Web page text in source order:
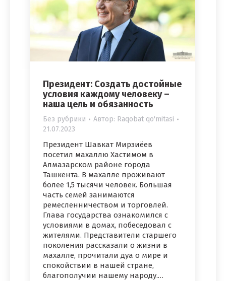
Президент: Создать достойные
условия каждому человеку –
наша цель и обязанность
Без рубрики Автор: Raqobat qo'mitasi
21.07.2023
Президент Шавкат Мирзиёев
посетил махаллю Хастимом в
Алмазарском районе города
Ташкента. В махалле проживают
более 1,5 тысячи человек. Большая
часть семей занимаются
ремесленничеством и торговлей.
Глава государства ознакомился с
условиями в домах, побеседовал с
жителями. Представители старшего
поколения рассказали о жизни в
махалле, прочитали дуа о мире и
спокойствии в нашей стране,
благополучии нашему народу.…